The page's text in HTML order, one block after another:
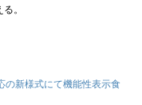
。
の新様式にて機能性表示食